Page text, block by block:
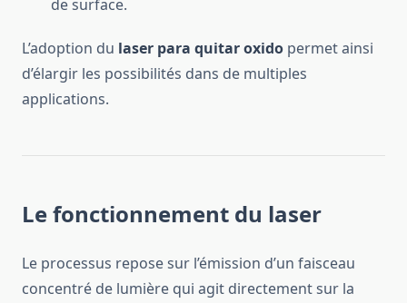
de surface.
L’adoption du laser para quitar oxido permet ainsi
d’élargir les possibilités dans de multiples
applications.
Le fonctionnement du laser
Le processus repose sur l’émission d’un faisceau
concentré de lumière qui agit directement sur la